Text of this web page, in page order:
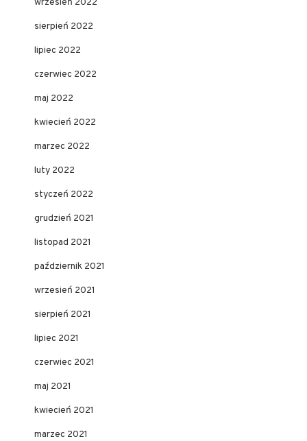
sierpień 2022
lipiec 2022
czerwiec 2022
maj 2022
kwiecień 2022
marzec 2022
luty 2022
styczeń 2022
grudzień 2021
listopad 2021
październik 2021
wrzesień 2021
sierpień 2021
lipiec 2021
czerwiec 2021
maj 2021
kwiecień 2021
marzec 2021